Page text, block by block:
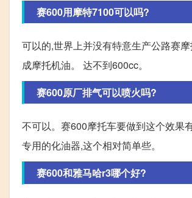
赛600用摩特7100可以吗?
可以的,世界上并没有特意生产公路赛
成摩托机油。 达不到600cc。
赛600原厂排气可以喷火吗?
不可以。赛600摩托车要做到这个效果
专用的化油器,这个相对简单些。
赛600和雅马哈r3哪个好?